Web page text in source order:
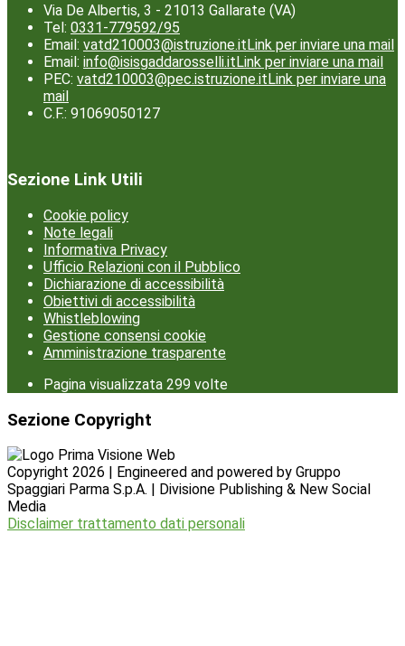
Via De Albertis, 3 - 21013 Gallarate (VA)
Tel: 0331-779592/95
Email: vatd210003@istruzione.itLink per inviare una mail
Email: info@isisgaddarosselli.itLink per inviare una mail
PEC: vatd210003@pec.istruzione.itLink per inviare una
mail
C.F.: 91069050127
Sezione Link Utili
Cookie policy
Note legali
Informativa Privacy
Ufficio Relazioni con il Pubblico
Dichiarazione di accessibilità
Obiettivi di accessibilità
Whistleblowing
Gestione consensi cookie
Amministrazione trasparente
Pagina visualizzata 299 volte
Sezione Copyright
Copyright 2026 | Engineered and powered by Gruppo
Spaggiari Parma S.p.A. | Divisione Publishing & New Social
Media
Disclaimer trattamento dati personali